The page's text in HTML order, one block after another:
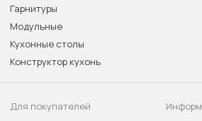
Гарнитуры
Модульные
Кухонные столы
Конструктор кухонь
Для покупателей